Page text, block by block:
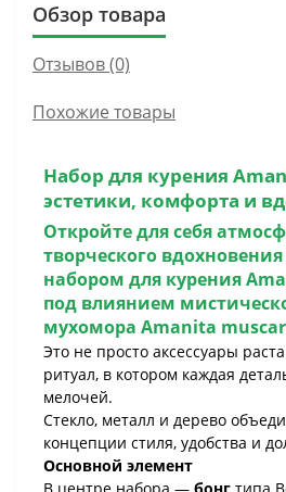
Обзор товара
Отзывов (0)
Похожие товары
Набор для курения
эстетики, комфорта и
Откройте для себя
творческого
набором для курения
под влиянием
мухомора Amanita
Это не просто аксессуары
ритуал, в котором каждая
мелочей.
Стекло, металл и дерево
концепции стиля, удобства и
Основной элемент